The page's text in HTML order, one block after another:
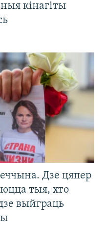
кінагіты
Дзе цяпер
тыя, хто
выйграць